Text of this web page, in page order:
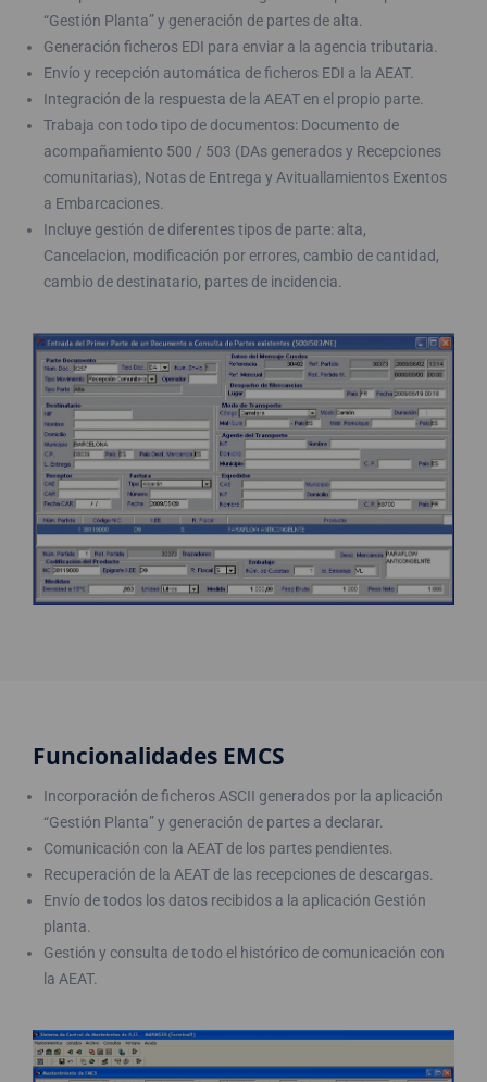
“Gestión Planta” y generación de partes de alta.
Generación ficheros EDI para enviar a la agencia tributaria.
Envío y recepción automática de ficheros EDI a la AEAT.
Integración de la respuesta de la AEAT en el propio parte.
Trabaja con todo tipo de documentos: Documento de
acompañamiento 500 / 503 (DAs generados y Recepciones
comunitarias), Notas de Entrega y Avituallamientos Exentos
a Embarcaciones.
Incluye gestión de diferentes tipos de parte: alta,
Cancelacion, modificación por errores, cambio de cantidad,
cambio de destinatario, partes de incidencia.
Funcionalidades EMCS
Incorporación de ficheros ASCII generados por la aplicación
“Gestión Planta” y generación de partes a declarar.
Comunicación con la AEAT de los partes pendientes.
Recuperación de la AEAT de las recepciones de descargas.
Envío de todos los datos recibidos a la aplicación Gestión
planta.
Gestión y consulta de todo el histórico de comunicación con
la AEAT.